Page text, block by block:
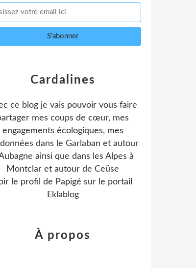
Cardalines
ce blog je vais pouvoir vous faire
mes coups de cœur, mes
engagements écologiques, mes
dans le Garlaban et autour
ainsi que dans les Alpes à
Montclar et autour de Ceüse
le profil de Papigé sur le portail
Eklablog
À propos